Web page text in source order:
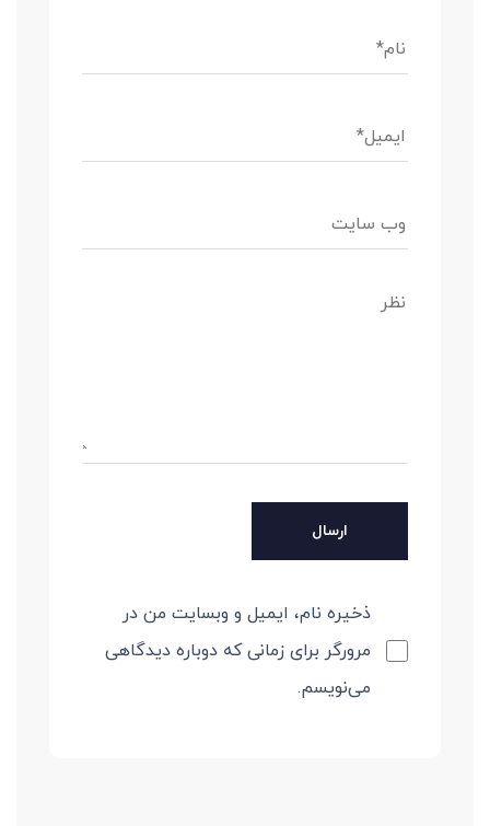
ذخیره نام، ایمیل و وبسایت من در
مرورگر برای زمانی که دوباره دیدگاهی
می‌نویسم.